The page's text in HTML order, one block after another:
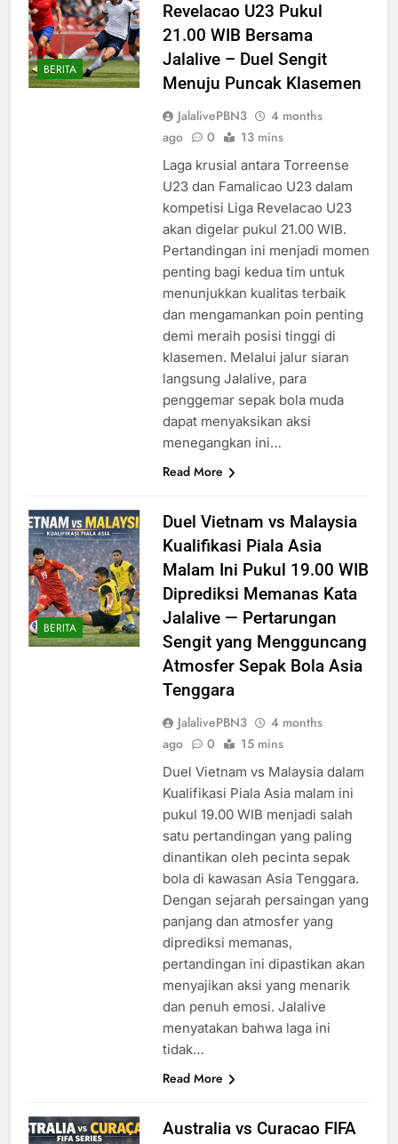
BERITA
Revelacao U23 Pukul
21.00 WIB Bersama
Jalalive – Duel Sengit
Menuju Puncak Klasemen
JalalivePBN3
4 months
ago
0 13 mins
Laga krusial antara Torreense
U23 dan Famalicao U23 dalam
kompetisi Liga Revelacao U23
akan digelar pukul 21.00 WIB.
Pertandingan ini menjadi momen
penting bagi kedua tim untuk
menunjukkan kualitas terbaik
dan mengamankan poin penting
demi meraih posisi tinggi di
klasemen. Melalui jalur siaran
langsung Jalalive, para
penggemar sepak bola muda
dapat menyaksikan aksi
menegangkan ini…
Read More
BERITA
Duel Vietnam vs Malaysia
Kualifikasi Piala Asia
Malam Ini Pukul 19.00 WIB
Diprediksi Memanas Kata
Jalalive — Pertarungan
Sengit yang Mengguncang
Atmosfer Sepak Bola Asia
Tenggara
JalalivePBN3
4 months
ago
0 15 mins
Duel Vietnam vs Malaysia dalam
Kualifikasi Piala Asia malam ini
pukul 19.00 WIB menjadi salah
satu pertandingan yang paling
dinantikan oleh pecinta sepak
bola di kawasan Asia Tenggara.
Dengan sejarah persaingan yang
panjang dan atmosfer yang
diprediksi memanas,
pertandingan ini dipastikan akan
menyajikan aksi yang menarik
dan penuh emosi. Jalalive
menyatakan bahwa laga ini
tidak…
Read More
Australia vs Curacao FIFA